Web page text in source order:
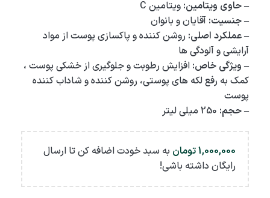
– حاوی ویتامین: ویتامین C
– جنسیت: آقایان و بانوان
– عملکرد اصلی: روشن کننده و پاکسازی پوست از مواد
آرایشی و آلودگی ها
– ویژگی خاص: افزایش رطوبت و جلوگیری از خشکی پوست ،
کمک به رفع لکه های پوستی، روشن کننده و شاداب کننده
پوست
– حجم:
1,000,000تومان به سبد خودت اضافه کن تا ارسال
رایگان داشته باشی!